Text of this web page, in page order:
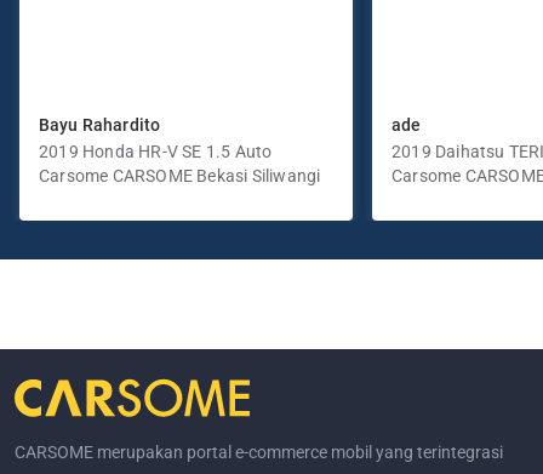
Bayu Rahardito
2019 Honda HR-V SE 1.5 Auto
Carsome CARSOME Bekasi Siliwangi
ade
2019 Daihatsu
Manual
Carsome
CARSOME merupakan portal e-commerce mobil yang terintegrasi